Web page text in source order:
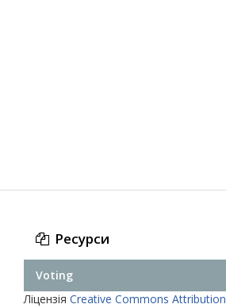
Ресурси
Voting
Ліцензія Creative Commons Attribution